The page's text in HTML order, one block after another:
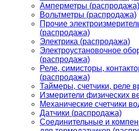
Амперметры (распродажа)
Вольтметры (распродажа)
Прочие
(распродажа)
Электрика (распродажа)
Электроустановочное
(распродажа)
Реле, симисторы,
(распродажа)
Таймеры, счетчики, реле
Измерители физических
Механические счетчики
Датчики (распродажа)
Соединительные и